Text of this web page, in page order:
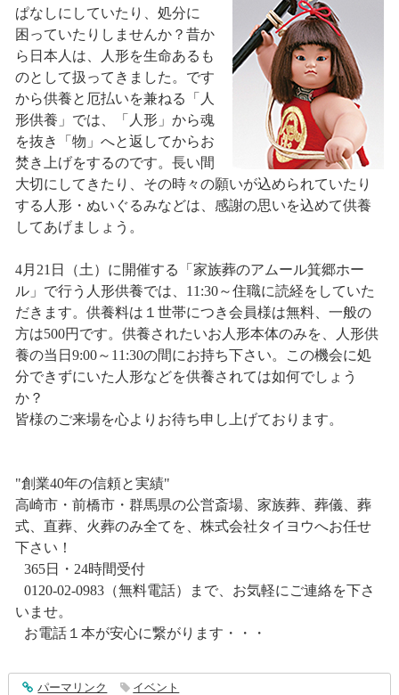
ぱなしにしていたり、処分に
困っていたりしませんか？昔か
ら日本人は、人形を生命あるも
のとして扱ってきました。です
から供養と厄払いを兼ねる「人
形供養」では、「人形」から魂
を抜き「物」へと返してからお
焚き上げをするのです。長い間
大切にしてきたり、その時々の願いが込められていたり
する人形・ぬいぐるみなどは、感謝の思いを込めて供養
してあげましょう。
4月21日（土）に開催する「家族葬のアムール箕郷ホー
ル」で行う人形供養では、11:30～住職に読経をしていた
だきます。供養料は１世帯につき会員様は無料、一般の
方は500円です。供養されたいお人形本体のみを、人形供
養の当日9:00～11:30の間にお持ち下さい。この機会に処
分できずにいた人形などを供養されては如何でしょう
か？
皆様のご来場を心よりお待ち申し上げております。
"創業40年の信頼と実績"
高崎市・前橋市・群馬県の公営斎場、家族葬、葬儀、葬
式、直葬、火葬のみ全てを、株式会社タイヨウへお任せ
下さい！
365日・24時間受付
0120-02-0983（無料電話）まで、お気軽にご連絡を下さ
いませ。
お電話１本が安心に繋がります・・・
entry1367
パーマリンク イベント